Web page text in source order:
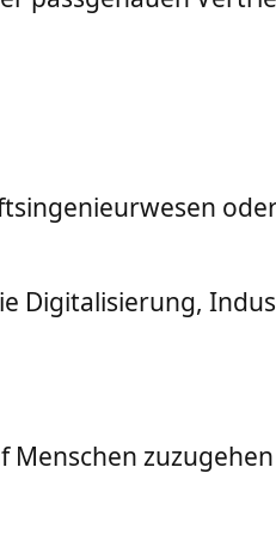
Digitalisierung,
zuzugehen